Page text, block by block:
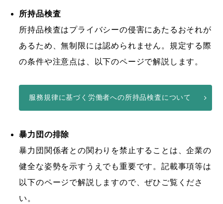
所持品検査
所持品検査はプライバシーの侵害にあたるおそれが
あるため、無制限には認められません。規定する際
の条件や注意点は、以下のページで解説します。
服務規律に基づく労働者への所持品検査について
暴力団の排除
暴力団関係者との関わりを禁止することは、企業の
健全な姿勢を示すうえでも重要です。記載事項等は
以下のページで解説しますので、ぜひご覧くださ
い。